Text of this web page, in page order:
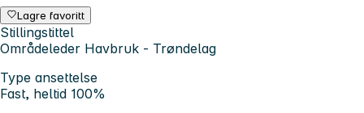
Lagre favoritt
Stillingstittel
Områdeleder Havbruk - Trøndelag
Type ansettelse
Fast, heltid 100%